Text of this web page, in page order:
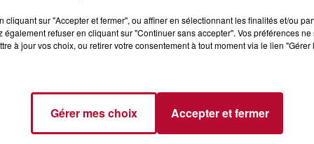
Rousseau. Entrée libre et gratuite. Concert-
loisirs Les Mouettes (5€).
2022/06/Programme-FIRN-2022.pdf
cliquant sur "Accepter et fermer", ou affiner en sélectionnant les finalités et/ou
également refuser en cliquant sur "Continuer sans accepter". Vos préférences
à jour vos choix, ou retirer votre consentement à tout moment via le lien
Gérer mes choix Accepter et fermer